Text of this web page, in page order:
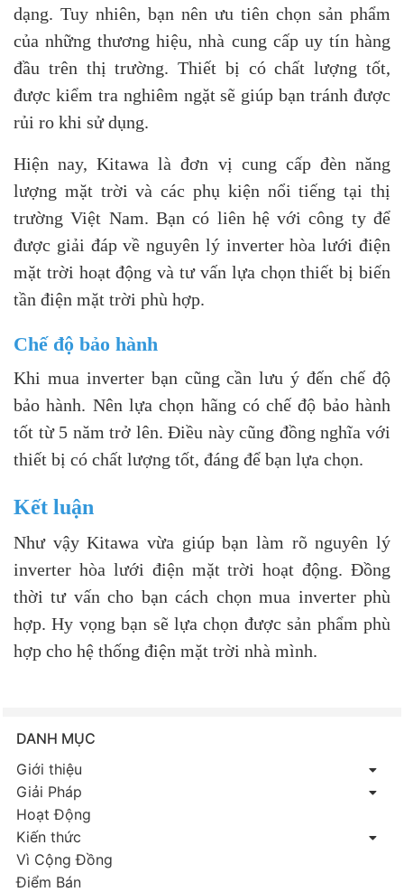
dạng. Tuy nhiên, bạn nên ưu tiên chọn sản phẩm
của những thương hiệu, nhà cung cấp uy tín hàng
đầu trên thị trường. Thiết bị có chất lượng tốt,
được kiểm tra nghiêm ngặt sẽ giúp bạn tránh được
rủi ro khi sử dụng.
Hiện nay, Kitawa là đơn vị cung cấp đèn năng
lượng mặt trời và các phụ kiện nổi tiếng tại thị
trường Việt Nam. Bạn có liên hệ với công ty để
được giải đáp về nguyên lý inverter hòa lưới điện
mặt trời hoạt động và tư vấn lựa chọn thiết bị biến
tần điện mặt trời phù hợp.
Chế độ bảo hành
Khi mua inverter bạn cũng cần lưu ý đến chế độ
bảo hành. Nên lựa chọn hãng có chế độ bảo hành
tốt từ 5 năm trở lên. Điều này cũng đồng nghĩa với
thiết bị có chất lượng tốt, đáng để bạn lựa chọn.
Kết luận
Như vậy Kitawa vừa giúp bạn làm rõ nguyên lý
inverter hòa lưới điện mặt trời hoạt động. Đồng
thời tư vấn cho bạn cách chọn mua inverter phù
hợp. Hy vọng bạn sẽ lựa chọn được sản phẩm phù
hợp cho hệ thống điện mặt trời nhà mình.
DANH MỤC
Giới thiệu
Giải Pháp
Hoạt Động
Kiến thức
Vì Cộng Đồng
Điểm Bán